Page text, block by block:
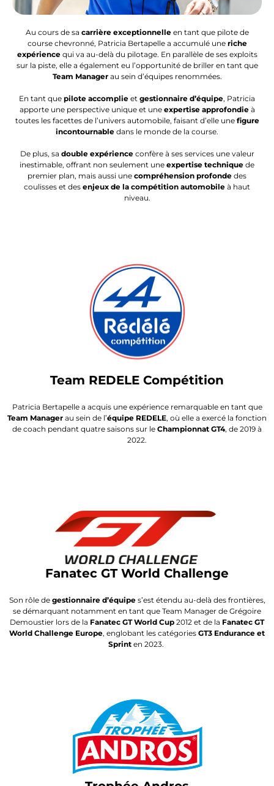
Au cours de sa carrière exceptionnelleen tant que pilote de
course chevronné, Patricia Bertapelle a accumulé une riche
expériencequi va au-delà du pilotage. En parallèle de ses exploits
sur la piste, elle a également eu l’opportunité de briller en tant que
Team Managerau sein d’équipes renommées.
En tant que pilote accomplie et gestionnaire d’équipe, Patricia
apporte une perspective unique et une expertise approfondieà
toutes les facettes de l’univers automobile, faisant d’elle unefigure
incontournable dans le monde de la course.
De plus, sa double expérienceconfère à ses services une valeur
inestimable, offrant non seulement une expertise technique de
premier plan, mais aussi une compréhension profonde des
coulisses et des enjeux de la compétition automobile à haut
niveau.
Team REDELE Compétition
Patricia Bertapelle a acquis une expérience remarquable en tant que
Team Manager au sein de l’équipe REDELE, où elle a exercé la fonction
de coach pendant quatre saisons sur le Championnat GT4, de 2019 à
2022.
Fanatec GT World Challenge
Son rôle de gestionnaire d’équipes’est étendu au-delà des frontières,
se démarquant notamment en tant que Team Manager de Grégoire
Demoustier lors de la Fanatec GT World Cup 2012 et de la Fanatec GT
World Challenge Europe, englobant les catégories GT3 Endurance et
Sprint en 2023.